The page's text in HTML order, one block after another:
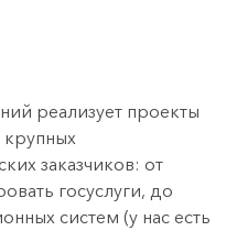
реализует проекты
заказчиков: от
госуслуги, до
систем (у нас есть